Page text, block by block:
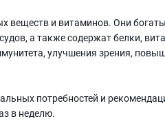
веществ и витаминов. Они
а также содержат белки,
улучшения зрения,
потребностей и
в неделю.